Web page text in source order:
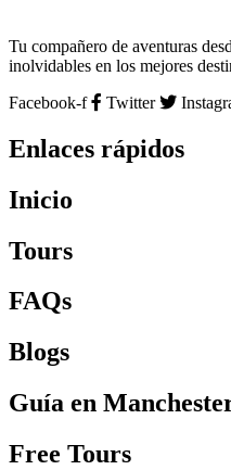
Tu compañero de aventuras
inolvidables en los mejores
Facebook-f
Twitter
Enlaces rápidos
Inicio
Tours
FAQs
Blogs
Guía en
Free Tours